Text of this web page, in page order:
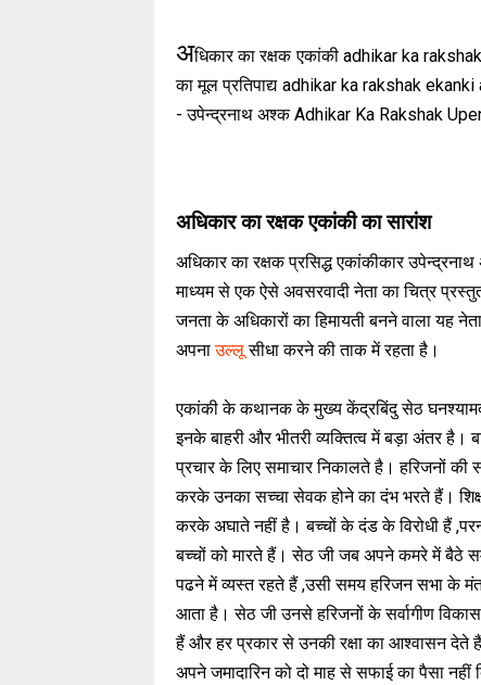
अधिकार का रक्षक एकांकी adhikar ka rakshak
का मूल प्रतिपाद्य adhikar ka rakshak
- उपेन्द्रनाथ अश्क Adhikar Ka Rakshak
अधिकार का रक्षक एकांकी का सारांश
अधिकार का रक्षक प्रसिद्ध एकांकीकार
माध्यम से एक ऐसे अवसरवादी नेता का चित्र
जनता के अधिकारों का हिमायती बनने वाला यह
अपनाउल्लूसीधा करने की ताक में रहता है।
एकांकी के कथानक के मुख्य केंद्रबिंदु सेठ
इनके बाहरी और भीतरी व्यक्तित्व में बड़ा अंतर है।
प्रचार के लिए समाचार निकालते है। हरिजनों की
करके उनका सच्चा सेवक होने का दंभ भरते हैं।
करके अघाते नहीं है। बच्चों के दंड के विरोधी हैं
बच्चों को मारते हैं। सेठ जी जब अपने कमरे में बैठे
पढने में व्यस्त रहते हैं ,उसी समय हरिजन सभा के
आता है। सेठ जी उनसे हरिजनों के सर्वागीण
हैं और हर प्रकार से उनकी रक्षा का आश्वासन देते
अपने जमादारिन को दो माह से सफाई का पैसा नहीं